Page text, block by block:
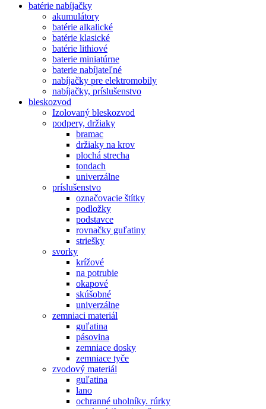
batérie nabíjačky
akumulátory
batérie alkalické
batérie klasické
batérie lithiové
baterie miniatúrne
baterie nabíjateľné
nabíjačky pre elektromobily
nabíjačky, príslušenstvo
bleskozvod
Izolovaný bleskozvod
podpery, držiaky
bramac
držiaky na krov
plochá strecha
tondach
univerzálne
príslušenstvo
označovacie štítky
podložky
podstavce
rovnačky guľatiny
striešky
svorky
krížové
na potrubie
okapové
skúšobné
univerzálne
zemniaci materiál
guľatina
pásovina
zemniace dosky
zemniace tyče
zvodový materiál
guľatina
lano
ochranné uholníky. rúrky